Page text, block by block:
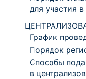
для участия
График
Порядок
Способы
в